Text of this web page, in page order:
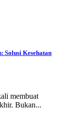
Solusi Kesehatan
membuat
Bukan...